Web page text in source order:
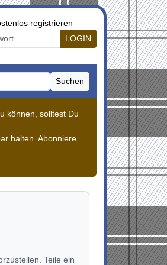
registrieren
LOGIN
Suchen
können, solltest Du
halten. Abonniere
Teile ein